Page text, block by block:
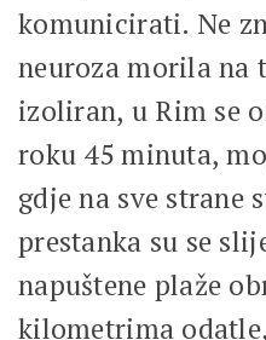
komunicirati. Ne
neuroza morila na
izoliran, u Rim se
roku 45 minuta,
gdje na sve strane
prestanka su se
napuštene plaže
kilometrima